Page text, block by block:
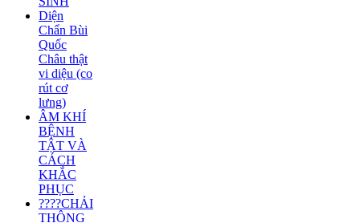
Diện
Chẩn Bùi
Quốc
Châu thật
vi diệu (co
rút cơ
lưng)
ÂM KHÍ
BỆNH
TẬT VÀ
CÁCH
KHẮC
PHỤC
????CHẢI
THÔNG